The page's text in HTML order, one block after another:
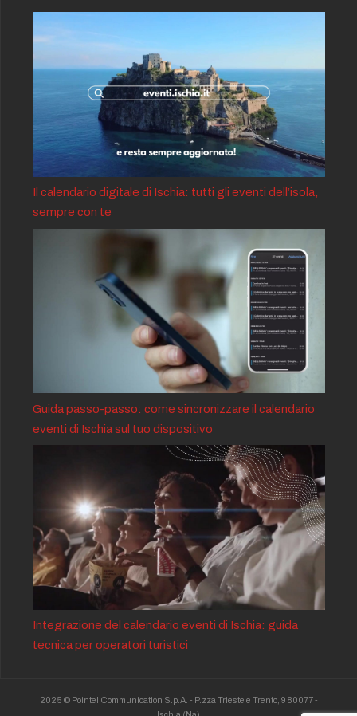
Il calendario digitale di Ischia: tutti gli eventi dell’isola,
sempre con te
Guida passo-passo: come sincronizzare il calendario
eventi di Ischia sul tuo dispositivo
Integrazione del calendario eventi di Ischia: guida
tecnica per operatori turistici
2025 © Pointel Communication S.p.A. - P.zza Trieste e Trento, 9 80077 -